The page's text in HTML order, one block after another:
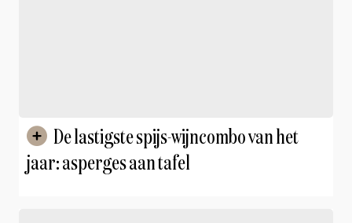
jaar: asperges aan tafel